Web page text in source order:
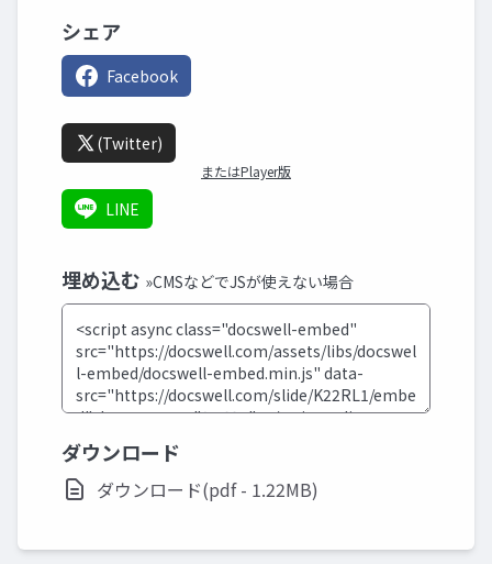
シェア
Facebook
(Twitter)
またはPlayer版
LINE
埋め込む »CMSなどでJSが使えない場合
ダウンロード
ダウンロード(pdf - 1.22MB)